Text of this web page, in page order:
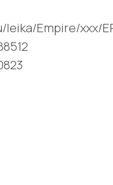
Empire/xxx/